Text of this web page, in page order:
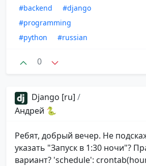
#backend
#django
#programming
#python
#russian
0
Django [ru] /
Андрей 🐍
Ребят, добрый вечер. Не
указать "Запуск в 1:30 ночи"?
вариант? 'schedule':